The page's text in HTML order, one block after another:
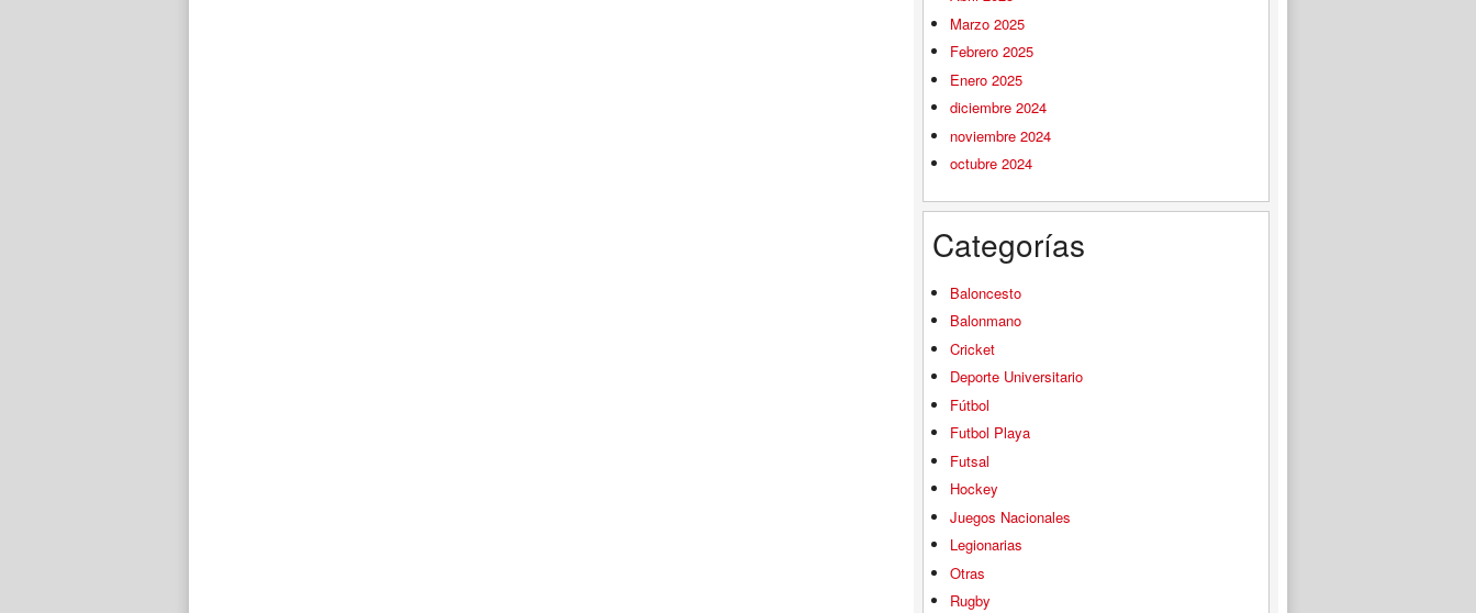
Marzo 2025
Febrero 2025
Enero 2025
diciembre 2024
noviembre 2024
octubre 2024
Categorías
Baloncesto
Balonmano
Cricket
Deporte Universitario
Fútbol
Futbol Playa
Futsal
Hockey
Juegos Nacionales
Legionarias
Otras
Rugby